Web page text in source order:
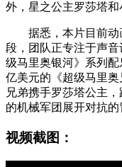
外，星之公主罗莎塔和
据悉，本片目前
段，团队正专注于声
级马里奥银河》系列
亿美元的《超级马里
兄弟携手罗莎塔公主
的机械军团展开对抗的
视频截图：